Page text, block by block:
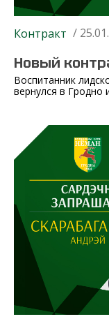
Контракт /
Новый
Воспитанник
вернулся в Гродно